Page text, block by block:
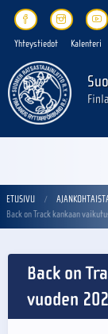
Yhteystiedot Kalenteri
ETUSIVU
Back on Track kankaan
Back on
vuoden